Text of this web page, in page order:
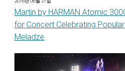
Martin by HARMAN Atomic
for Concert Celebrating
Meladze